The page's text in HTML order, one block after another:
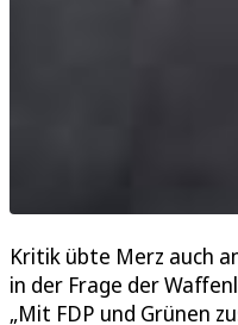
Kritik übte Merz auch
in der Frage der
„Mit FDP und Grünen